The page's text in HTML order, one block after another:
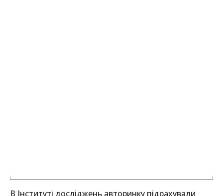
В Інституті досліджень авторинку підрахували